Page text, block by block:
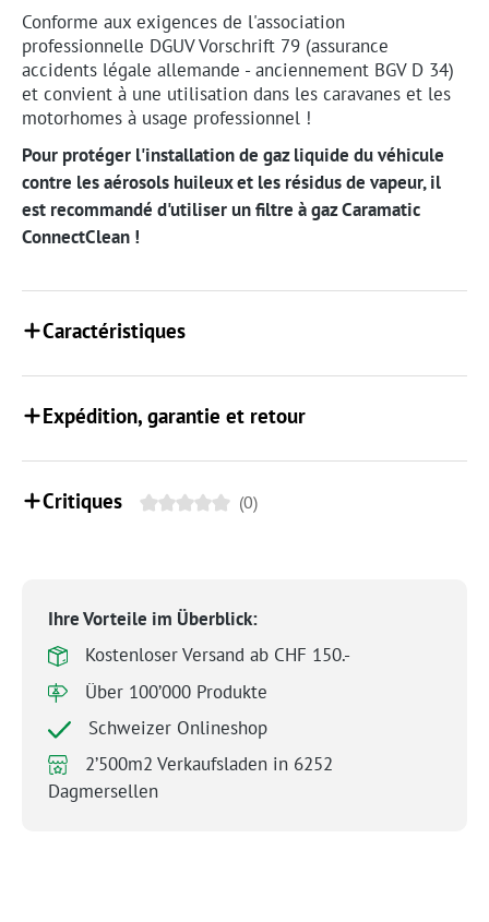
Conforme aux exigences de l'association
professionnelle DGUV Vorschrift 79 (assurance
accidents légale allemande - anciennement BGV D 34)
et convient à une utilisation dans les caravanes et les
motorhomes à usage professionnel !
Pour protéger l'installation de gaz liquide du véhicule
contre les aérosols huileux et les résidus de vapeur, il
est recommandé d'utiliser un filtre à gaz Caramatic
ConnectClean !
Caractéristiques
Expédition, garantie et retour
Critiques (0)
Ihre Vorteile im Überblick:
Kostenloser Versand ab CHF 150.-
Über 100’000 Produkte
Schweizer Onlineshop
2’500m2 Verkaufsladen in 6252
Dagmersellen